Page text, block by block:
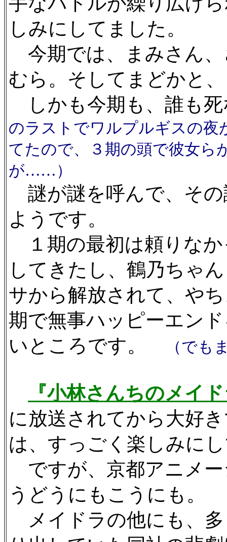
しみにしてました。
今期では、まみさん
むら。そしてまどかと
しかも今期も、誰も
のラストでワルプルギスの夜
てたので、３期の頭で彼女ら
が……）
謎が謎を呼んで、そ
ようです。
１期の最初は頼りな
してきたし、鶴乃ちゃ
サから解放されて、や
期で無事ハッピーエン
いところです。
（で
『小林さんちのメイ
に放送されてから大好
は、すっごく楽しみに
ですが、京都アニメ
うどうにもこうにも。
メイドラの他にも、